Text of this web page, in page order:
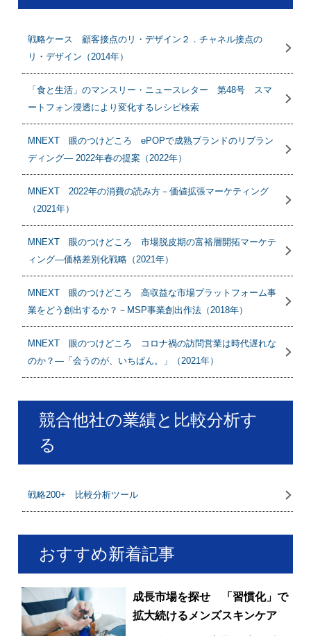
戦略ケース 顧客接点のリ・デザイン２．チャネル接点の
リ・デザイン（2014年）
「食と生活」のマンスリー・ニュースレター 第48号 スマ
ートフォン浸透により変化するレシピ検索
MNEXT 眼のつけどころ ePOPで成熟ブランドのリブラン
ディング― 2022年春の提案（2022年）
MNEXT 2022年の消費の読み方－価値拡張マーケティング
（2021年）
MNEXT 眼のつけどころ 市場脱皮期の富裕層開拓マーケテ
ィング―価格差別化戦略（2021年）
MNEXT 眼のつけどころ 高収益な市場プラットフォーム事
業をどう創出するか？－MSP事業創出作法（2018年）
MNEXT 眼のつけどころ コロナ禍の訪問営業は時代遅れな
のか？―「会うのが、いちばん。」（2021年）
競合他社の業績と比較分析す
る
戦略200+ 比較分析ツール
おすすめ新着記事
成長市場を探せ 「習慣化」で
拡大続けるメンズスキンケア